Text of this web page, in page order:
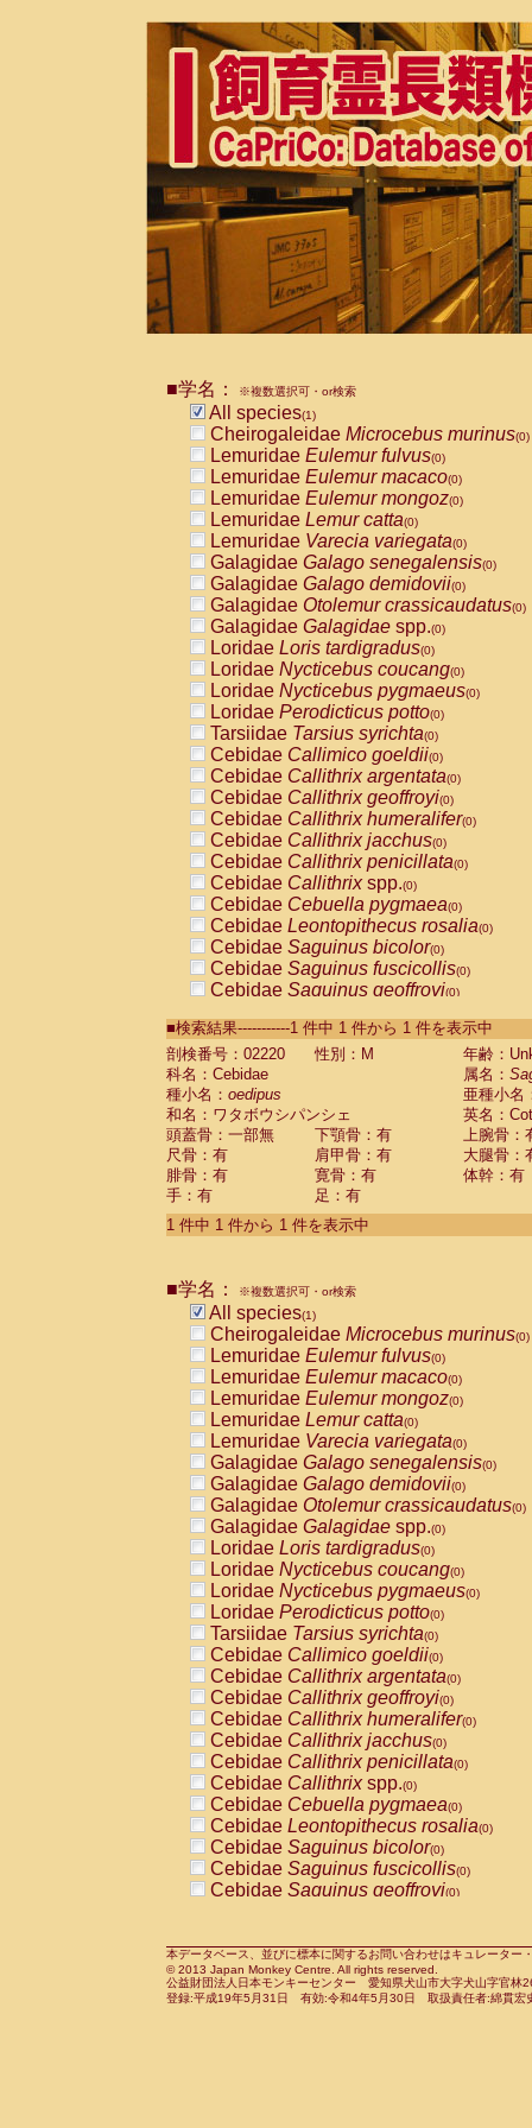
■学名： ※複数選択可・or検索
All species(1)
Cheirogaleidae Microcebus murinus(0)
Lemuridae Eulemur fulvus(0)
Lemuridae Eulemur macaco(0)
Lemuridae Eulemur mongoz(0)
Lemuridae Lemur catta(0)
Lemuridae Varecia variegata(0)
Galagidae Galago senegalensis(0)
Galagidae Galago demidovii(0)
Galagidae Otolemur crassicaudatus(0)
Galagidae Galagidae spp.(0)
Loridae Loris tardigradus(0)
Loridae Nycticebus coucang(0)
Loridae Nycticebus pygmaeus(0)
Loridae Perodicticus potto(0)
Tarsiidae Tarsius syrichta(0)
Cebidae Callimico goeldii(0)
Cebidae Callithrix argentata(0)
Cebidae Callithrix geoffroyi(0)
Cebidae Callithrix humeralifer(0)
Cebidae Callithrix jacchus(0)
Cebidae Callithrix penicillata(0)
Cebidae Callithrixspp.(0)
Cebidae Cebuella pygmaea(0)
Cebidae Leontopithecus rosalia(0)
Cebidae Saguinus bicolor(0)
Cebidae Saguinus fuscicollis(0)
Cebidae Saguinus geoffroyi(0)
CebidaeSaguinus labiatus(0)
Cebidae Saguinus leucopus (0)
Cebidae
Cebidae
CebidaeSaguinus nigricollis (0)
Cebidae Saguinus oedipus
Cebidae Saguinus weddelli
Cebidae Saguinusspp.
Cebidae Aotus trivirgatus
Cebidae Cebus albifrons
CebidaeCebus nigrivittatus
CebidaeCebus
CebidaeSaimiri boliviensis(0)
CebidaeSaimiri sciureus(0)
AtelidaeAlouatta caraya(0)
AtelidaeAlouatta fusca(0)
AtelidaeAlouatta seniculus
AtelidaeAlouattaspp.(0)
AtelidaeAteles belzebuth(0)
AtelidaeAteles geoffroyi(0)
AtelidaeAteles paniscus(0)
AtelidaeAtelesspp.(0)
Atelidae Lagothrix lagothricha
AtelidaeLagothrix lagothricha cana
PitheciidaeCacajao calvus
PitheciidaeCallicebus cupreus
PitheciidaeCallicebus donacophilus
PitheciidaeCallicebus moloch
PitheciidaeCallicebus torquatus
PitheciidaeCallicebusspp.(0)
PitheciidaeChiropotes satanas(0)
PitheciidaePithecia monachus
PitheciidaePithecia pithecia(0)
CercopithecidaeCercocebus agilis
CercopithecidaeCercocebus
CercopithecidaeCercocebus
CercopithecidaeCercocebus
CercopithecidaeCercocebus
CercopithecidaeCercocebushybrid
CercopithecidaePapio anubis(0)
CercopithecidaePapio cynocephalus
CercopithecidaePapio hamadryas(0)
■検索結果-----------1 件中 1 件から 1 件を表示中
剖検番号：02220
性別：M
年齢：
科名：Cebidae
属名：
種小名： oedipus
亜種小名
和名：ワタボウシパンシェ
英名：
頭蓋骨：一部無
下顎骨：有
上腕骨：
尺骨：有
肩甲骨：有
大腿骨：
腓骨：有
寛骨：有
体幹：有
手：有
足：有
1 件中 1 件から 1 件を表示中
■学名： ※複数選択可・or検索
All species(1)
Cheirogaleidae Microcebus murinus(0)
Lemuridae Eulemur fulvus(0)
Lemuridae Eulemur macaco(0)
Lemuridae Eulemur mongoz(0)
Lemuridae Lemur catta(0)
Lemuridae Varecia variegata(0)
Galagidae Galago senegalensis(0)
Galagidae Galago demidovii(0)
Galagidae Otolemur crassicaudatus(0)
Galagidae Galagidae spp.(0)
Loridae Loris tardigradus(0)
Loridae Nycticebus coucang(0)
Loridae Nycticebus pygmaeus(0)
Loridae Perodicticus potto(0)
Tarsiidae Tarsius syrichta(0)
Cebidae Callimico goeldii(0)
Cebidae Callithrix argentata(0)
Cebidae Callithrix geoffroyi(0)
Cebidae Callithrix humeralifer(0)
Cebidae Callithrix jacchus(0)
Cebidae Callithrix penicillata(0)
Cebidae Callithrixspp.(0)
Cebidae Cebuella pygmaea(0)
Cebidae Leontopithecus rosalia(0)
Cebidae Saguinus bicolor(0)
Cebidae Saguinus fuscicollis(0)
Cebidae Saguinus geoffroyi(0)
CebidaeSaguinus leucopus(0)
CebidaeSaguinus midas(0)
Cebidae Saguinus mystax(0)
本データベース、並びに標本に関するお問い合わせはキュレータ
© 2013 Japan Monkey Centre. All rights reserved.
公益財団法人日本モンキーセンター 愛知県犬山市大字犬山字官
登録:平成19年5月31日 有効:令和4年5月30日 取扱責任者:綿貫宏